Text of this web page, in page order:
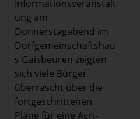
Informationsveranstalt
ung am
Donnerstagabend im
Dorfgemeinschaftshau
s Gaisbeuren zeigten
sich viele Bürger
überrascht über die
fortgeschrittenen
Pläne für eine Agri-